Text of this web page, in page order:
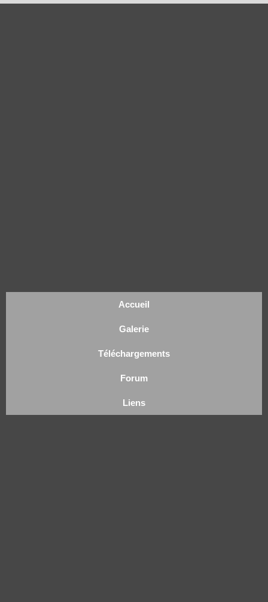
Accueil
Galerie
Téléchargements
Forum
Liens